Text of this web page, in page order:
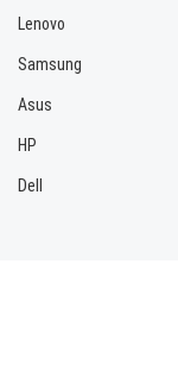
Lenovo
Samsung
Asus
HP
Dell